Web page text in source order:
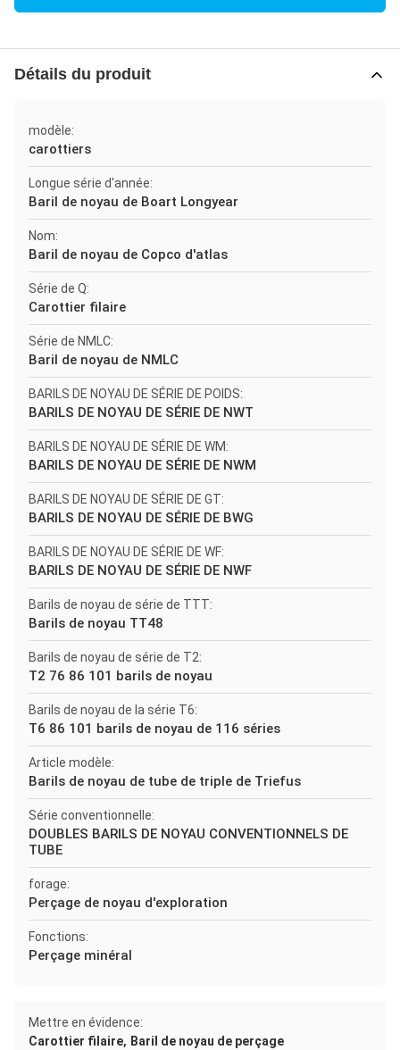
Détails du produit
modèle:
carottiers
Longue série d'année:
Baril de noyau de Boart Longyear
Nom:
Baril de noyau de Copco d'atlas
Série de Q:
Carottier filaire
Série de NMLC:
Baril de noyau de NMLC
BARILS DE NOYAU DE SÉRIE DE POIDS:
BARILS DE NOYAU DE SÉRIE DE NWT
BARILS DE NOYAU DE SÉRIE DE WM:
BARILS DE NOYAU DE SÉRIE DE NWM
BARILS DE NOYAU DE SÉRIE DE GT:
BARILS DE NOYAU DE SÉRIE DE BWG
BARILS DE NOYAU DE SÉRIE DE WF:
BARILS DE NOYAU DE SÉRIE DE NWF
Barils de noyau de série de TTT:
Barils de noyau TT48
Barils de noyau de série de T2:
T2 76 86 101 barils de noyau
Barils de noyau de la série T6:
T6 86 101 barils de noyau de 116 séries
Article modèle:
Barils de noyau de tube de triple de Triefus
Série conventionnelle:
DOUBLES BARILS DE NOYAU CONVENTIONNELS DE
TUBE
forage:
Perçage de noyau d'exploration
Fonctions:
Perçage minéral
Mettre en évidence:
Carottier filaire, Baril de noyau de perçage